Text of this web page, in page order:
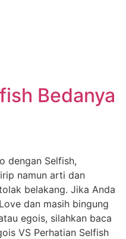
Bedanya
dengan Selfish,
namun arti dan
belakang. Jika Anda
dan masih bingung
egois, silahkan baca
VS Perhatian Selfish